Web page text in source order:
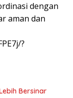
dengan
aman dan
?
Bersinar